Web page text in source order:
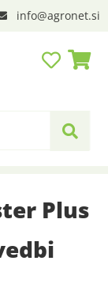
info agronet.si
Plus